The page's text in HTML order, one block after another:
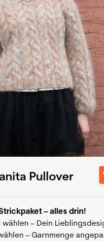
Pullover
– alles drin!
– Dein
– Garnmenge